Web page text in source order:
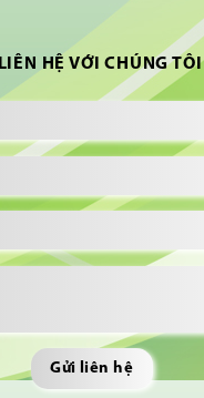
LIÊN HỆ VỚI CHÚNG TÔI